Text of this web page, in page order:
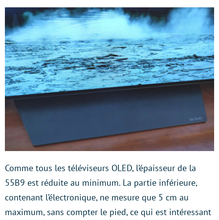
Comme tous les téléviseurs OLED, l’épaisseur de la
55B9 est réduite au minimum. La partie inférieure,
contenant l’électronique, ne mesure que 5 cm au
maximum, sans compter le pied, ce qui est intéressant